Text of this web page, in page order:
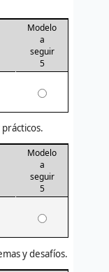
Modelo
a
seguir
5
Modelo
a
seguir
5
y desafíos.